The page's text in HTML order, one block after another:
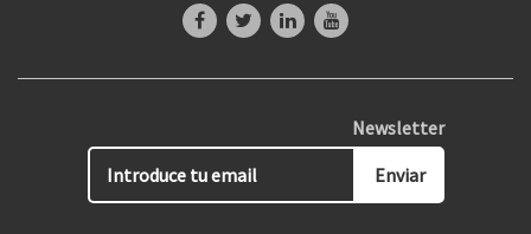
Newsletter